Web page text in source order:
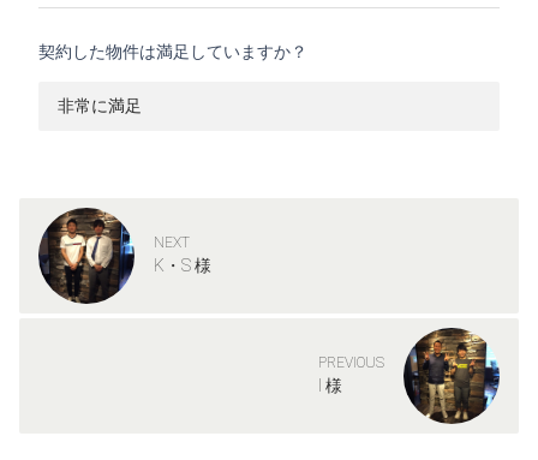
契約した物件は満足していますか？
非常に満足
NEXT
K・S 様
PREVIOUS
I 様